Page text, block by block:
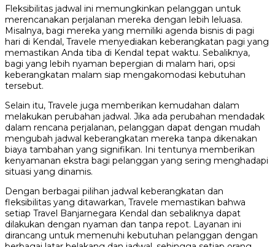
Fleksibilitas jadwal ini memungkinkan pelanggan untuk
merencanakan perjalanan mereka dengan lebih leluasa.
Misalnya, bagi mereka yang memiliki agenda bisnis di pagi
hari di Kendal, Travele menyediakan keberangkatan pagi yang
memastikan Anda tiba di Kendal tepat waktu. Sebaliknya,
bagi yang lebih nyaman bepergian di malam hari, opsi
keberangkatan malam siap mengakomodasi kebutuhan
tersebut.
Selain itu, Travele juga memberikan kemudahan dalam
melakukan perubahan jadwal. Jika ada perubahan mendadak
dalam rencana perjalanan, pelanggan dapat dengan mudah
mengubah jadwal keberangkatan mereka tanpa dikenakan
biaya tambahan yang signifikan. Ini tentunya memberikan
kenyamanan ekstra bagi pelanggan yang sering menghadapi
situasi yang dinamis.
Dengan berbagai pilihan jadwal keberangkatan dan
fleksibilitas yang ditawarkan, Travele memastikan bahwa
setiap Travel Banjarnegara Kendal dan sebaliknya dapat
dilakukan dengan nyaman dan tanpa repot. Layanan ini
dirancang untuk memenuhi kebutuhan pelanggan dengan